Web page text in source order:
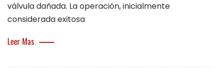
válvula dañada. La operación, inicialmente
considerada exitosa
Leer Mas